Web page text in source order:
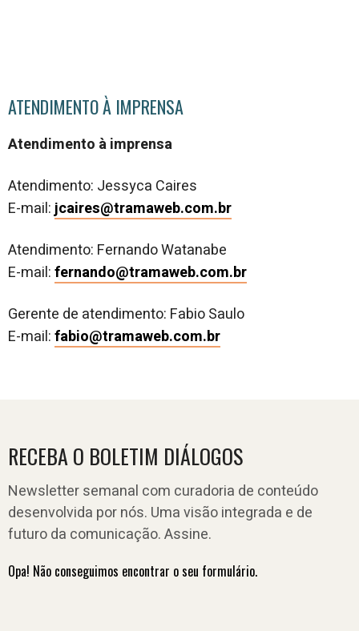
ATENDIMENTO À IMPRENSA
Atendimento à imprensa
Atendimento: Jessyca Caires
E-mail:jcaires@tramaweb.com.br
Atendimento: Fernando Watanabe
E-mail:fernando@tramaweb.com.br
Gerente de atendimento: Fabio Saulo
E-mail:fabio@tramaweb.com.br
RECEBA O BOLETIM DIÁLOGOS
Newsletter semanal com curadoria de conteúdo
desenvolvida por nós. Uma visão integrada e de
futuro da comunicação. Assine.
Opa! Não conseguimos encontrar o seu formulário.